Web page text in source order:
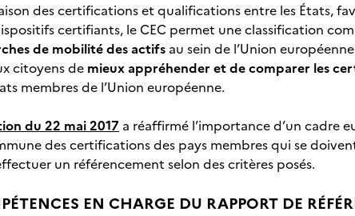
des certifications et qualifications entre les États,
certifiants, le CEC permet une classification
de mobilité des actifs au sein de l’Union
citoyens de mieux appréhender et de comparer les
membres de l’Union européenne.
du 22 mai 2017 a réaffirmé l’importance d’un cadre
des certifications des pays membres qui se
un référencement selon des critères posés.
EN CHARGE DU RAPPORT DE